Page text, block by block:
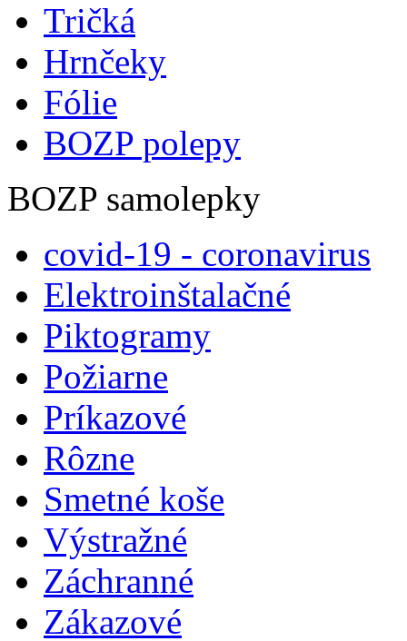
Tričká
Hrnčeky
Fólie
BOZP polepy
BOZP samolepky
covid-19 - coronavirus
Elektroinštalačné
Piktogramy
Požiarne
Príkazové
Rôzne
Smetné koše
Výstražné
Záchranné
Zákazové